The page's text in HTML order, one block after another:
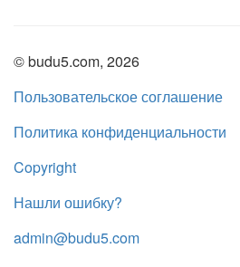
© budu5.com, 2026
Пользовательское соглашение
Политика конфиденциальности
Copyright
Нашли ошибку?
admin@budu5.com